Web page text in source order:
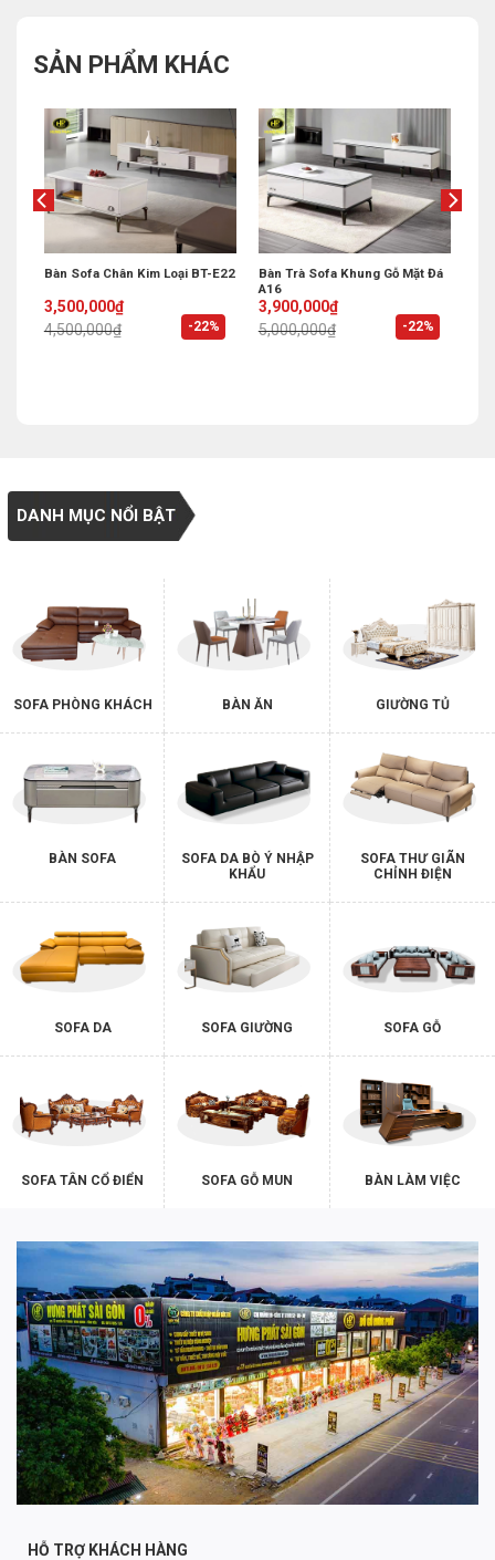
SẢN PHẨM KHÁC
-22%
Bàn Sofa Chân Kim Loại BT-E22
4,500,000₫
Original
price
was:
3,500,000₫
Current
price
is:
-22%
Bàn Trà Sofa Khung Gỗ Mặt Đá
A16
5,000,000₫
Original
price
was:
3,900,000₫
Current
price
is:
DANH MỤC NỔI BẬT
SOFA PHÒNG KHÁCH BÀN ĂN GIƯỜNG TỦ
BÀN SOFA
SOFA DA BÒ Ý NHẬP
KHẨU
SOFA THƯ GIÃN
CHỈNH ĐIỆN
SOFA DA SOFA GIƯỜNG SOFA GỖ
SOFA TÂN CỔ ĐIỂN SOFA GỖ MUN BÀN LÀM VIỆC
HỖ TRỢ KHÁCH HÀNG